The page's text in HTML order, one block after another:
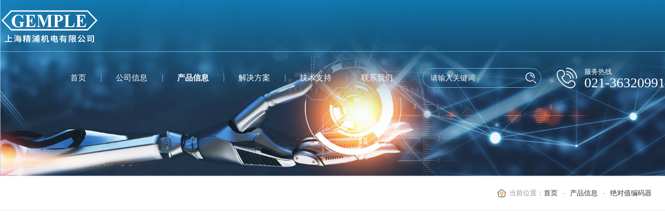
首页 公司信息 产品信息 解决方案 技术支持 联系我们
服务热线
021-36320991
当前位置：首页 - 产品信息 - 绝对值编码器